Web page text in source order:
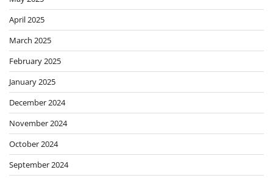
April 2025
March 2025
February 2025
January 2025
December 2024
November 2024
October 2024
September 2024